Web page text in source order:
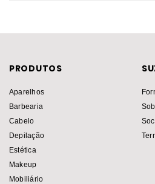
PRODUTOS
Aparelhos
Barbearia
Cabelo
Depilação
Estética
Makeup
Mobiliário